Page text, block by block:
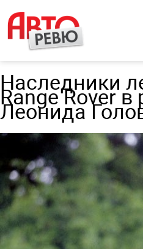
Наследники
Range Rover в
Леонида